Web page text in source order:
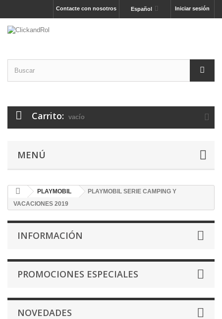
Iniciar sesión
Español
Contacte con nosotros
Carrito: vacío
MENÚ
PLAYMOBIL
PLAYMOBIL SERIE CAMPING Y
VACACIONES 2019
INFORMACIÓN
PROMOCIONES ESPECIALES
NOVEDADES